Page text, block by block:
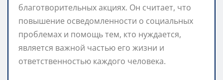
благотворительных акциях. Он считает, что
повышение осведомленности о социальных
проблемах и помощь тем, кто нуждается,
является важной частью его жизни и
ответственностью каждого человека.